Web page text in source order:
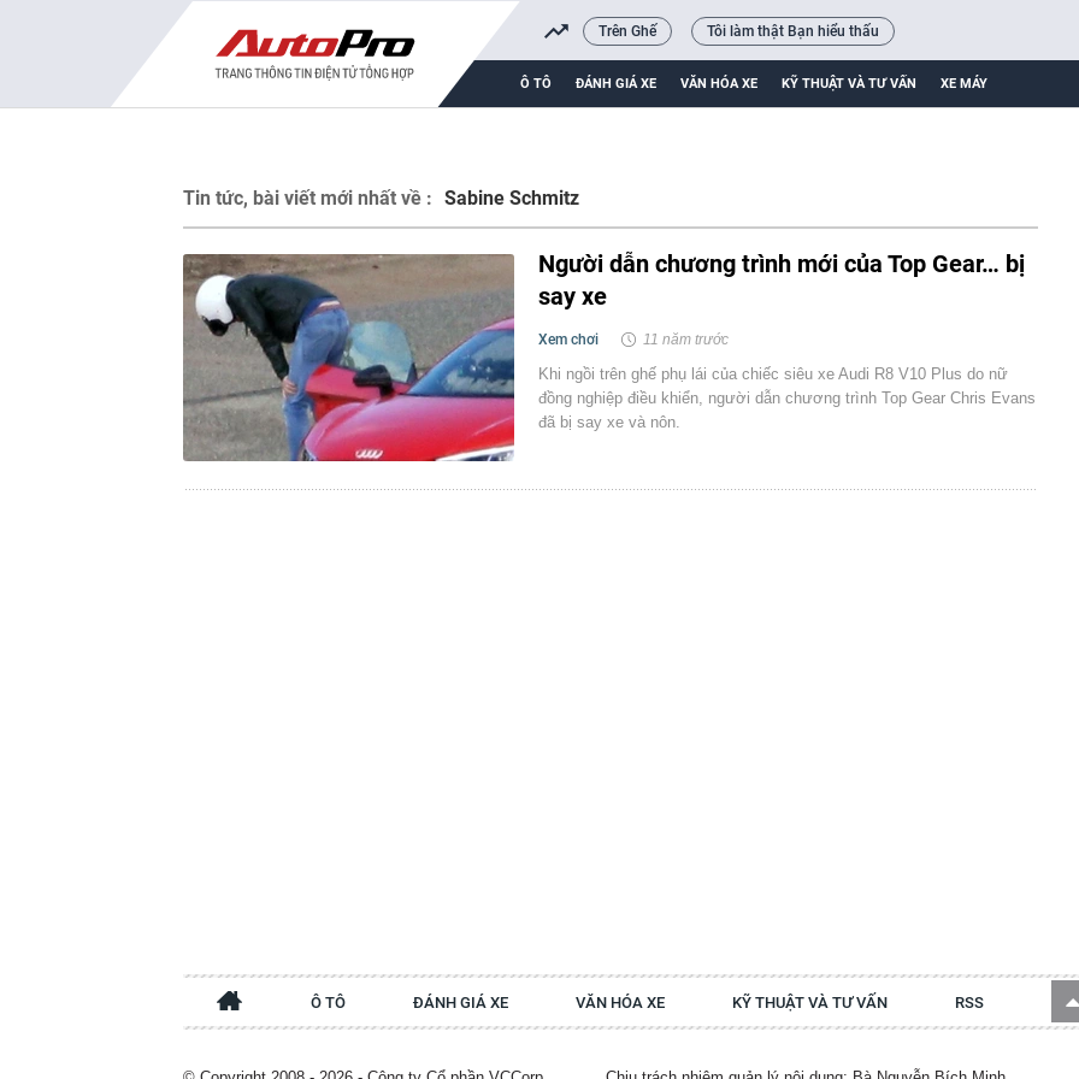
Trên Ghế Tôi làm thật Bạn hiểu thấu
Ô TÔ ĐÁNH GIÁ XE VĂN HÓA XE KỸ THUẬT VÀ TƯ VẤN XE MÁY
Tin tức, bài viết mới nhất về : Sabine Schmitz
Người dẫn chương trình mới của Top Gear… bị
say xe
Xem chơi 11 năm trước
Khi ngồi trên ghế phụ lái của chiếc siêu xe Audi R8 V10 Plus do nữ
đồng nghiệp điều khiển, người dẫn chương trình Top Gear Chris Evans
đã bị say xe và nôn.
Ô TÔ ĐÁNH GIÁ XE VĂN HÓA XE KỸ THUẬT VÀ TƯ VẤN RSS